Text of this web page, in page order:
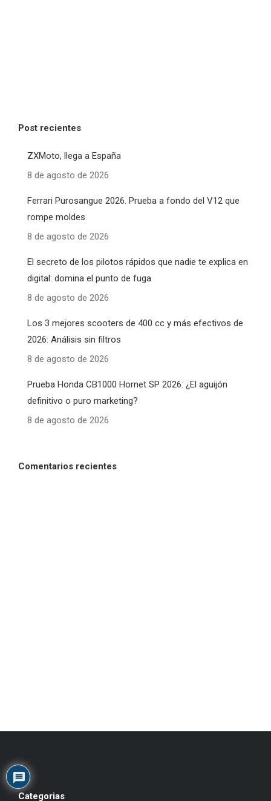
Post recientes
ZXMoto, llega a España
8 de agosto de 2026
Ferrari Purosangue 2026. Prueba a fondo del V12 que
rompe moldes
8 de agosto de 2026
El secreto de los pilotos rápidos que nadie te explica en
digital: domina el punto de fuga
8 de agosto de 2026
Los 3 mejores scooters de 400 cc y más efectivos de
2026: Análisis sin filtros
8 de agosto de 2026
Prueba Honda CB1000 Hornet SP 2026: ¿El aguijón
definitivo o puro marketing?
8 de agosto de 2026
Comentarios recientes
Categorias